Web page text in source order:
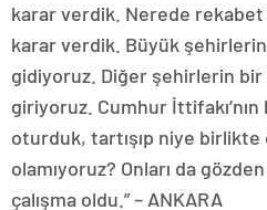
karar verdik. Nerede
karar verdik. Büyük
gidiyoruz. Diğer şehirlerin bir
giriyoruz. Cumhur
oturduk, tartışıp niye birlikte
olamıyoruz? Onları da
çalışma oldu.” – ANKARA